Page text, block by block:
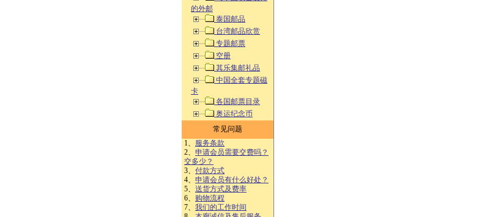
的外邮
泰国邮品
台湾邮品欣赏
专题邮票
空册
其乐集邮礼品
中国全套专题磁
卡
各国邮票目录
奥运纪念币
常见问题
1、 服务条款
2、 申请会员需要交费吗？
交多少？
3、 付款方式
4、 申请会员有什么好处？
5、 送货方式及费率
6、 购物流程
7、 我们的工作时间